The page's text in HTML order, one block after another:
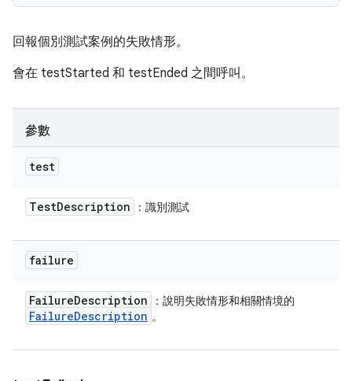
回報個別測試案例的失敗情形。
會在 testStarted 和 testEnded 之間呼叫。
參數
test
TestDescription ：識別測試
failure
FailureDescription ：說明失敗情形和相關情境的
FailureDescription 。